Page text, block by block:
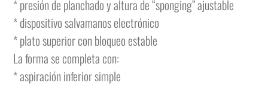
* presión de planchado y altura de “sponging” ajustable
* dispositivo salvamanos electrónico
* plato superior con bloqueo estable
La forma se completa con:
* aspiración inferior simple